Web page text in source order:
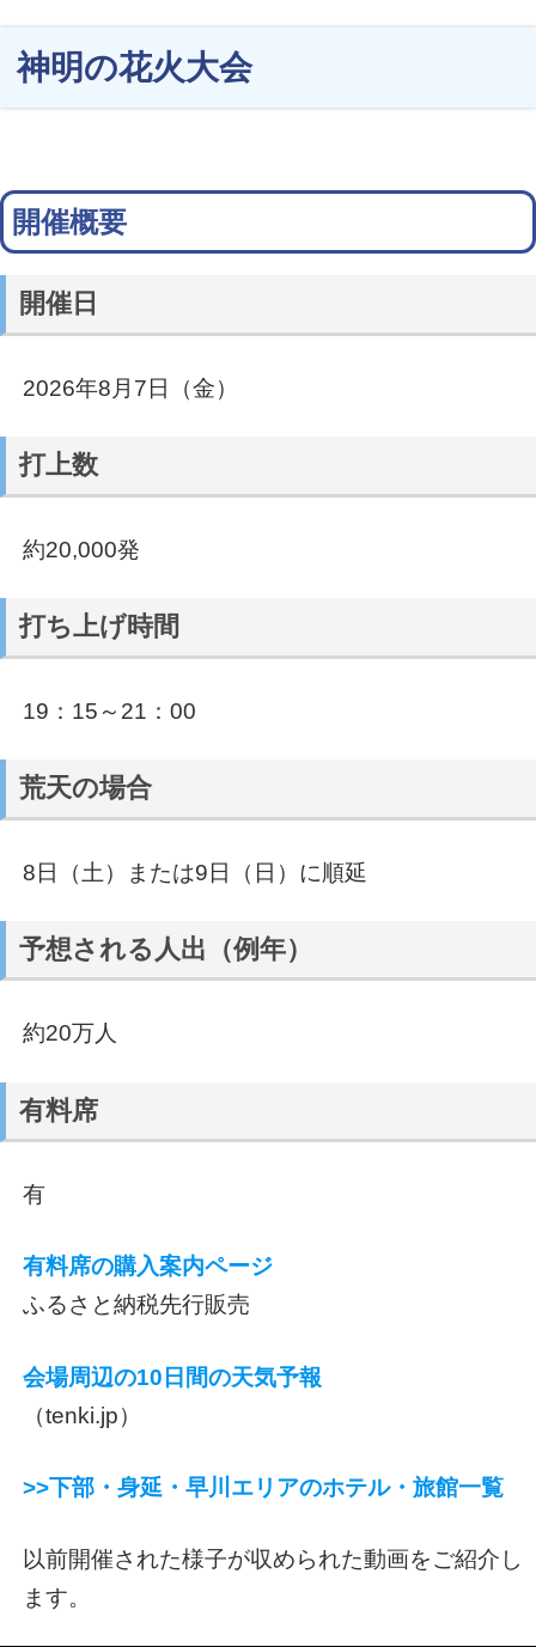
神明の花火大会
開催概要
開催日
2026年8月7日（金）
打上数
約20,000発
打ち上げ時間
19：15～21：00
荒天の場合
8日（土）または9日（日）に順延
予想される人出（例年）
約20万人
有料席
有
有料席の購入案内ページ
ふるさと納税先行販売
会場周辺の10日間の天気予報
（tenki.jp）
>>下部・身延・早川エリアのホテル・旅館一覧
以前開催された様子が収められた動画をご紹介し
ます。